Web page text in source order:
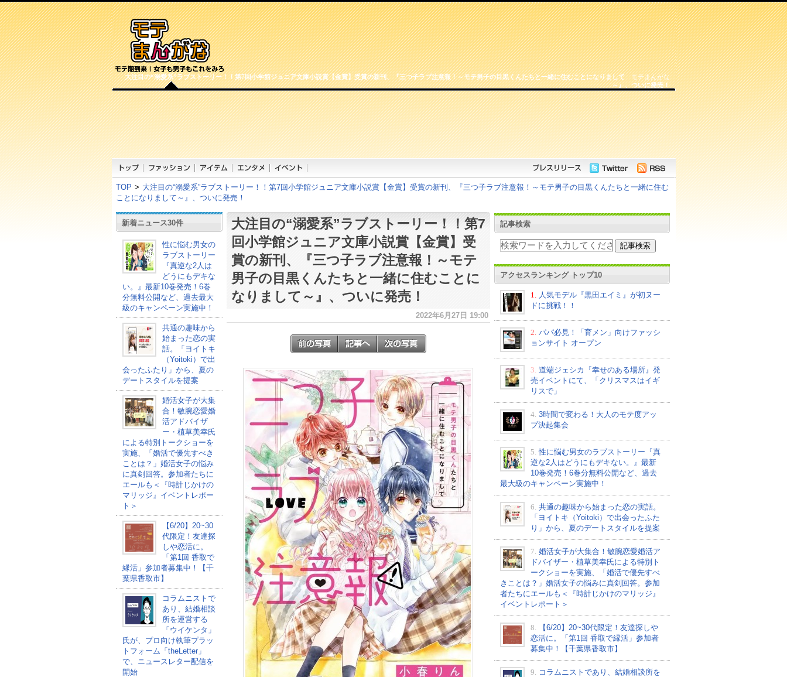
モテまんがな
大注目の“溺愛系”ラブストーリー！！第7回小学館ジュニア文庫小説賞【金賞】受賞の新刊、『三つ子ラブ注意報！～モテ男子の目黒くんたちと一緒に住むことになりまして
～』、ついに発売！
TOP > 大注目の“溺愛系”ラブストーリー！！第7回小学館ジュニア文庫小説賞【金賞】受賞の新刊、『三つ子ラブ注意報！～モテ男子の目黒くんたちと一緒に住む
ことになりまして～』、ついに発売！
新着ニュース30件
性に悩む男女の
ラブストーリー
『真逆な2人は
どうにもデキな
い。』最新10巻発売！6巻
分無料公開など、過去最大
級のキャンペーン実施中！
共通の趣味から
始まった恋の実
話。「ヨイトキ
（Yoitoki）で出
会ったふたり」から、夏の
デートスタイルを提案
婚活女子が大集
合！敏腕恋愛婚
活アドバイザ
ー・植草美幸氏
による特別トークショーを
実施、「婚活で優先すべき
ことは？」婚活女子の悩み
に真剣回答。参加者たちに
エールも＜『時計じかけの
マリッジ』イベントレポー
ト＞
【6/20】20~30
代限定！友達探
しや恋活に。
「第1回 香取で
縁活」参加者募集中！【千
葉県香取市】
コラムニストで
あり、結婚相談
所を運営する
「ウイケンタ」
氏が、プロ向け執筆プラッ
トフォーム「theLetter」
で、ニュースレター配信を
開始
大注目の“溺愛系”ラブストーリー！！第7
回小学館ジュニア文庫小説賞【金賞】受
賞の新刊、『三つ子ラブ注意報！～モテ
男子の目黒くんたちと一緒に住むことに
なりまして～』、ついに発売！
2022年6月27日 19:00
記事検索
アクセスランキング トップ10
1.
人気モデル『黒田エイミ』が初ヌー
ドに挑戦！！
2. パパ必見！「育メン」向けファッシ
ョンサイト オープン
3. 道端ジェシカ『幸せのある場所』発
売イベントにて、「クリスマスはイギ
リスで」
4. 3時間で変わる！大人のモテ度アッ
プ決起集会
5. 性に悩む男女のラブストーリー『真
逆な2人はどうにもデキない。』最新
10巻発売！6巻分無料公開など、過去
最大級のキャンペーン実施中！
6. 共通の趣味から始まった恋の実話。
「ヨイトキ（Yoitoki）で出会ったふた
り」から、夏のデートスタイルを提案
7. 婚活女子が大集合！敏腕恋愛婚活ア
ドバイザー・植草美幸氏による特別ト
ークショーを実施、「婚活で優先すべ
きことは？」婚活女子の悩みに真剣回答。参加
者たちにエールも＜『時計じかけのマリッジ』
イベントレポート＞
8.
【6/20】20~30代限定！友達探しや
恋活に。「第1回 香取で縁活」参加者
募集中！【千葉県香取市】
9.
コラムニストであり、結婚相談所を